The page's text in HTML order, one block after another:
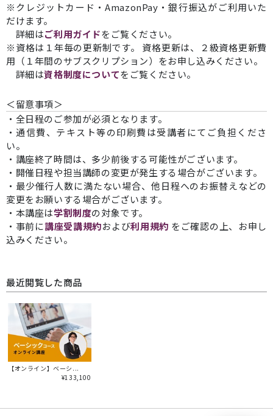
※クレジットカード・AmazonPay・銀行振込がご利用いた
だけます。
詳細はご利用ガイドをご覧ください。
※資格は１年毎の更新制です。 資格更新は、２級資格更新費
用（１年間のサブスクリプション）をお申し込みください。
詳細は資格制度についてをご覧ください。
＜留意事項＞
・全日程のご参加が必須となります。
・通信費、テキスト等の印刷費は受講者にてご負担くださ
い。
・講座終了時間は、多少前後する可能性がございます。
・開催日程や担当講師の変更が発生する場合がございます。
・最少催行人数に満たない場合、他日程へのお振替えなどの
変更をお願いする場合がございます。
・本講座は学割制度の対象です。
・事前に講座受講規約および利用規約 をご確認の上、お申し
込みください。
最近閲覧した商品
【オンライン】ベーシ...
¥133,100